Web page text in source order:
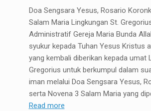
Doa Sengsara Yesus, Rosario
Salam Maria Lingkungan St.
Administratif Gereja Maria Bunda
syukur kepada Tuhan Yesus Kristus
yang kembali diberikan kepada umat
Gregorius untuk berkumpul dalam
iman melalui Doa Sengsara Yesus,
serta Novena 3 Salam Maria yang
Read more: